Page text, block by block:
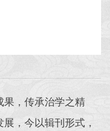
果，传承治学之精
，今以辑刊形式，